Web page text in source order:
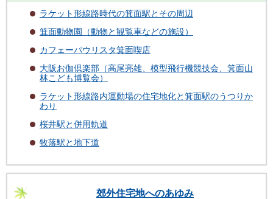
ラケット形線路時代の箕面駅とその周辺
箕面動物園（動物と観覧車などの施設）
カフェーパウリスタ箕面喫店
大阪お伽倶楽部（高尾亮雄、模型飛行機競技会、箕面山
林こども博覧会）
ラケット形線路内運動場の住宅地化と箕面駅のうつりか
わり
桜井駅と併用軌道
牧落駅と地下道
郊外住宅地へのあゆみ